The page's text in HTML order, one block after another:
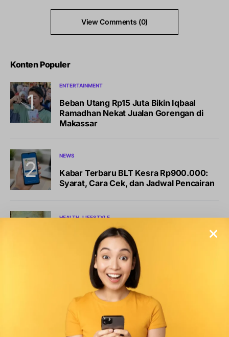
View Comments (0)
Konten Populer
ENTERTAINMENT
Beban Utang Rp15 Juta Bikin Iqbaal
Ramadhan Nekat Jualan Gorengan di
Makassar
NEWS
Kabar Terbaru BLT Kesra Rp900.000:
Syarat, Cara Cek, dan Jadwal Pencairan
HEALTH LIFESTYLE
Sama-Sama Berbahaya, Kenapa Vaping
Tetap Jadi Tren Populer Anak Muda?
LIFESTYLE
Sports Station Gelar Diskon Beli 1 Gratis
1, Ini Syarat dan Cara Klaimnya